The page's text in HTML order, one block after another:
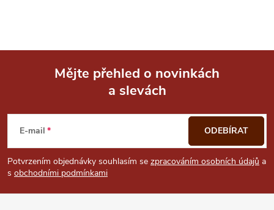
p
p
a
Mějte přehled o novinkách
a slevách
E-mail
Potvrzením objednávky souhlasím se zpracováním osobních údajů a
s obchodními podmínkami
ODEBÍRAT